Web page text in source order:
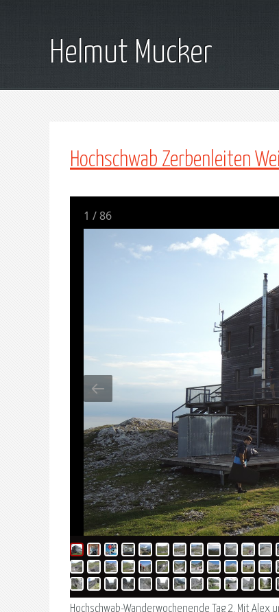
Helmut Mucker
Hochschwab Zerbenleiten
1 /86
Hochschwab-Wanderwochenende Tag 2. Mit